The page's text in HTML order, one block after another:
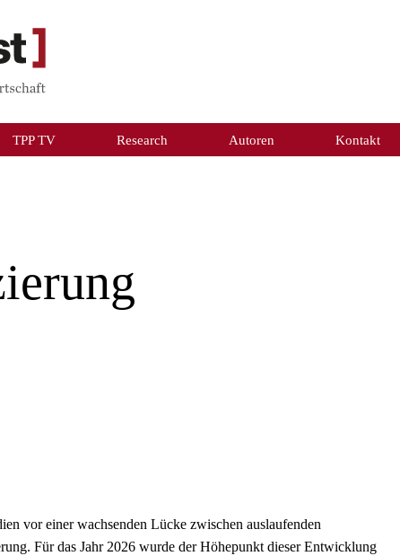
TPP TV Research Autoren Kontakt
vor einer wachsenden Lücke zwischen auslaufenden
Für das Jahr 2026 wurde der Höhepunkt dieser Entwicklung